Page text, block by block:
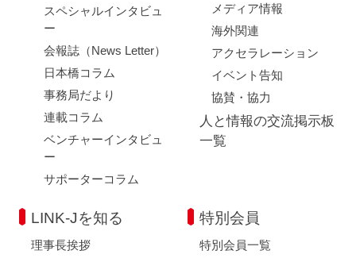
スペシャルインタビュ
ー
会報誌（News Letter）
日本橋コラム
事務局だより
連載コラム
ベンチャーインタビュ
ー
サポーターコラム
メディア情報
海外関連
アクセラレーション
イベント告知
協賛・協力
人と情報の交流掲示板
一覧
LINK-Jを知る
理事長挨拶
特別会員
特別会員一覧